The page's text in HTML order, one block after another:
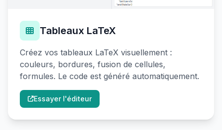
Tableaux LaTeX
Créez vos tableaux LaTeX visuellement :
couleurs, bordures, fusion de cellules,
formules. Le code est généré automatiquement.
Essayer l'éditeur